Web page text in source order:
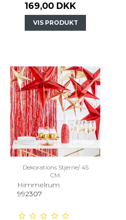
169,00 DKK
VIS PRODUKT
Dekorations Stjerne/ 45
CM.
Himmelrum
992307